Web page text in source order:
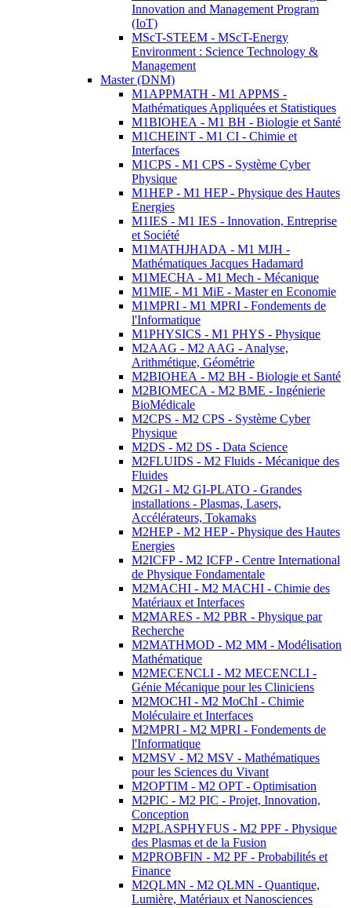
Innovation and Management Program
(IoT)
MScT-STEEM - MScT-Energy
Environment : Science Technology &
Management
Master (DNM)
M1APPMATH - M1 APPMS -
Mathématiques Appliquées et Statistiques
M1BIOHEA - M1 BH - Biologie et Santé
M1CHEINT - M1 CI - Chimie et
Interfaces
M1CPS - M1 CPS - Système Cyber
Physique
M1HEP - M1 HEP - Physique des Hautes
Energies
M1IES - M1 IES - Innovation, Entreprise
et Société
M1MATHJHADA - M1 MJH -
Mathématiques Jacques Hadamard
M1MECHA - M1 Mech - Mécanique
M1MIE - M1 MiE - Master en Economie
M1MPRI - M1 MPRI - Fondements de
l'Informatique
M1PHYSICS - M1 PHYS - Physique
M2AAG - M2 AAG - Analyse,
Arithmétique, Géométrie
M2BIOHEA - M2 BH - Biologie et Santé
M2BIOMECA - M2 BME - Ingénierie
BioMédicale
M2CPS - M2 CPS - Système Cyber
Physique
M2DS - M2 DS - Data Science
M2FLUIDS - M2 Fluids - Mécanique des
Fluides
M2GI - M2 GI-PLATO - Grandes
installations - Plasmas, Lasers,
Accélérateurs, Tokamaks
M2HEP - M2 HEP - Physique des Hautes
Energies
M2ICFP - M2 ICFP - Centre International
de Physique Fondamentale
M2MACHI - M2 MACHI - Chimie des
Matériaux et Interfaces
M2MARES - M2 PBR - Physique par
Recherche
M2MATHMOD - M2 MM - Modélisation
Mathématique
M2MECENCLI - M2 MECENCLI -
Génie Mécanique pour les Cliniciens
M2MOCHI - M2 MoChI - Chimie
Moléculaire et Interfaces
M2MPRI - M2 MPRI - Fondements de
l'Informatique
M2MSV - M2 MSV - Mathématiques
pour les Sciences du Vivant
M2OPTIM - M2 OPT - Optimisation
M2PIC - M2 PIC - Projet, Innovation,
Conception
M2PLASPHYFUS - M2 PPF - Physique
des Plasmas et de la Fusion
M2PROBFIN - M2 PF - Probabilités et
Finance
M2QLMN - M2 QLMN - Quantique,
Lumière, Matériaux et Nanosciences